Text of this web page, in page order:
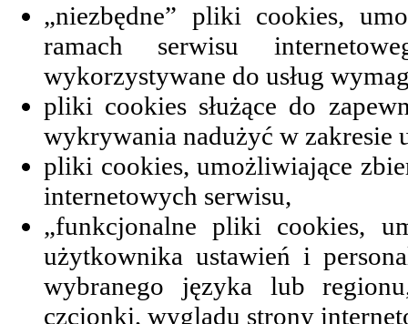
„niezbędne” pliki cookies,
ramach serwisu
wykorzystywane do usług
pliki cookies służące do
wykrywania nadużyć w zakresie
pliki cookies, umożliwiające
internetowych serwisu,
„funkcjonalne pliki cookies,
użytkownika ustawień i
wybranego języka lub
czcionki, wyglądu strony